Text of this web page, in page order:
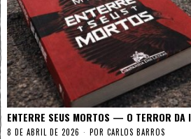
ENTERRE SEUS MORTOS — O TERROR DA
8 DE ABRIL DE 2026 POR CARLOS BARROS